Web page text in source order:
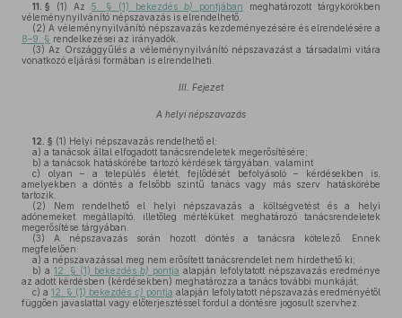
11. § (1) Az 5. § (1) bekezdés b) pontjában meghatározott tárgykörökben
véleménynyilvánító népszavazás is elrendelhető.
(2) A véleménynyilvánító népszavazás kezdeményezésére és elrendelésére a
8–9. § rendelkezései az irányadók.
(3) Az Országgyűlés a véleménynyilvánító népszavazást a társadalmi vitára
vonatkozó eljárási formában is elrendelheti.
III. Fejezet
A helyi népszavazás
12. § (1) Helyi népszavazás rendelhető el:
a) a tanácsok által elfogadott tanácsrendeletek megerősítésére;
b) a tanácsok hatáskörébe tartozó kérdések tárgyában, valamint
c) olyan – a település életét, fejlődését befolyásoló – kérdésekben is,
amelyekben a döntés a felsőbb szintű tanács vagy más szerv hatáskörébe
tartozik.
(2) Nem rendelhető el helyi népszavazás a költségvetést és a helyi
adónemeket megállapító, illetőleg mértéküket meghatározó tanácsrendeletek
megerősítése tárgyában.
(3) A népszavazás során hozott döntés a tanácsra kötelező. Ennek
megfelelően:
a) a népszavazással meg nem erősített tanácsrendelet nem hirdethető ki;
b) a 12. § (1) bekezdés b) pontja alapján lefolytatott népszavazás eredménye
az adott kérdésben (kérdésekben) meghatározza a tanács további munkáját;
c) a12. § (1) bekezdés c) pontja alapján lefolytatott népszavazás eredményétől
függően javaslattal vagy előterjesztéssel fordul a döntésre jogosult szervhez.